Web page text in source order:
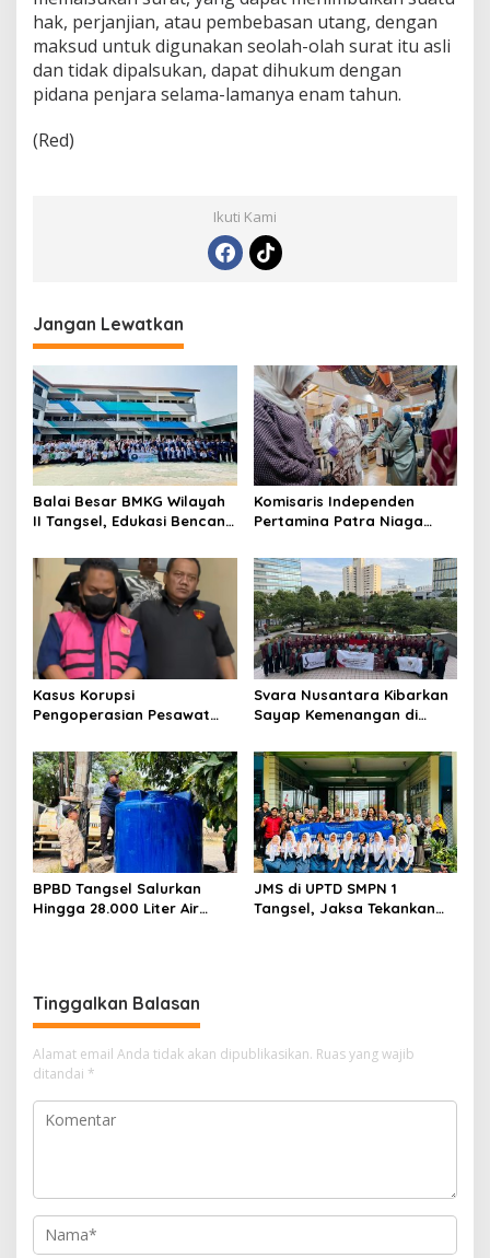
hak, perjanjian, atau pembebasan utang, dengan
maksud untuk digunakan seolah-olah surat itu asli
dan tidak dipalsukan, dapat dihukum dengan
pidana penjara selama-lamanya enam tahun.
(Red)
Ikuti Kami
Jangan Lewatkan
Balai Besar BMKG Wilayah
II Tangsel, Edukasi Bencana
kepada pelajar UPTD SMPN
23
Komisaris Independen
Pertamina Patra Niaga
Mitra Binaan dengan
Sentuhan Kemanusiaan dan
Keberlanjutan
Kasus Korupsi
Pengoperasian Pesawat
Development Ditetapkan
Tersangka
Svara Nusantara Kibarkan
Sayap Kemenangan di
BPBD Tangsel Salurkan
Hingga 28.000 Liter Air
JMS di UPTD SMPN 1
Tangsel, Jaksa Tekankan
Tinggalkan Balasan
Alamat email Anda tidak akan dipublikasikan. Ruas yang wajib
ditandai *